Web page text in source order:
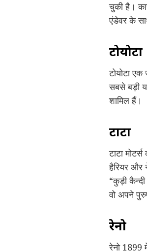
चुकी है।
एंडेवर के
टोयोटा
टोयोटा एक
सबसे बड़ी
शामिल हैं।
टाटा
टाटा
हैरियर और
“कुड़ी
वो अपने
रेनो
रेनो 1899